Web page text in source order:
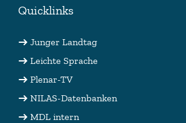
Quicklinks
Junger Landtag
Leichte Sprache
Plenar-TV
NILAS-Datenbanken
MDL intern